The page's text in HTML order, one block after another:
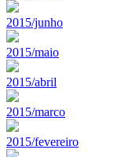
2015/junho
2015/maio
2015/abril
2015/marco
2015/fevereiro